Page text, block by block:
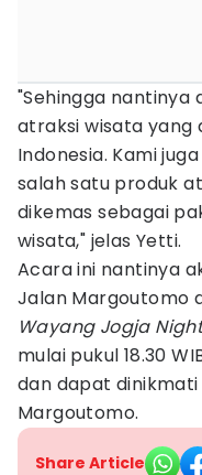
"Sehingga nantinya
atraksi wisata yang
Indonesia. Kami
salah satu produk
dikemas sebagai
wisata," jelas Yetti.
Acara ini nantinya
Jalan Margoutomo
Wayang Jogja
mulai pukul 18.30
dan dapat
Margoutomo.
Share Article